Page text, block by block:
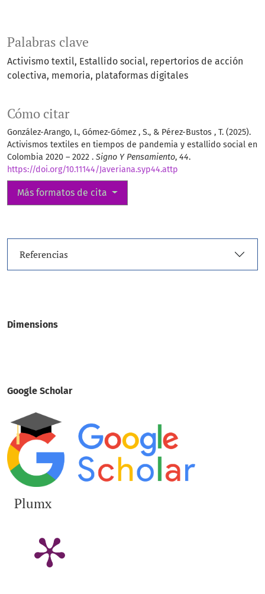
Palabras clave
Activismo textil Estallido social repertorios de acción
colectiva memoria plataformas digitales
Cómo citar
González-Arango, I., Gómez-Gómez , S., & Pérez-Bustos , T. (2025).
Activismos textiles en tiempos de pandemia y estallido social en
Colombia 2020 – 2022 . Signo Y Pensamiento, 44.
https://doi.org/10.11144/Javeriana.syp44.attp
Más formatos de cita
Dimensions
Google Scholar
Plumx
Referencias